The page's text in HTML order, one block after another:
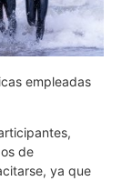
empleadas
de
ya que